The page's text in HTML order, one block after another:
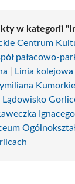
w kategorii
Centrum
pałacowo-
Linia
Lądowisko